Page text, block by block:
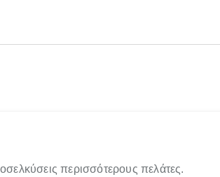
περισσότερους πελάτες.